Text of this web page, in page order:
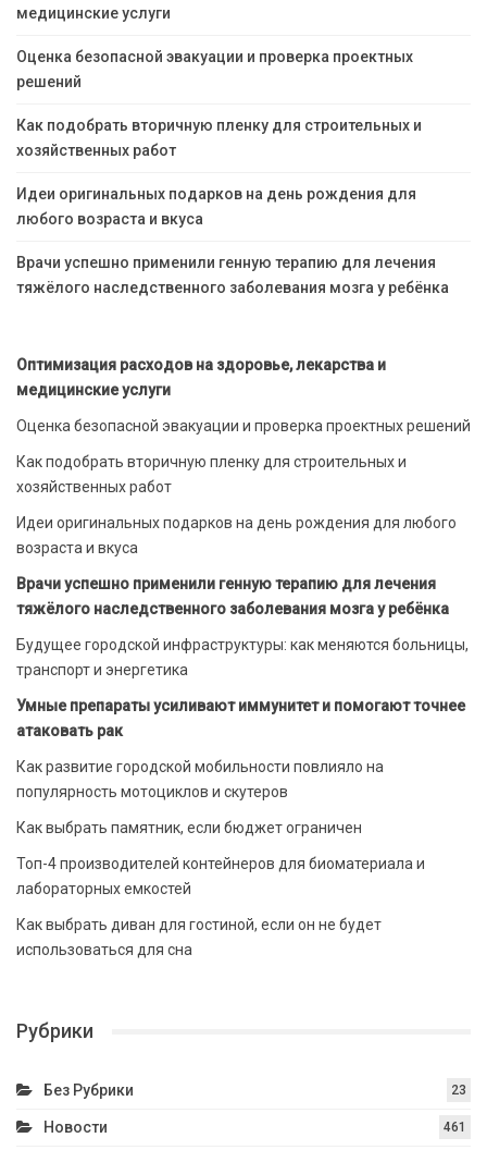
медицинские услуги
Оценка безопасной эвакуации и проверка проектных
решений
Как подобрать вторичную пленку для строительных и
хозяйственных работ
Идеи оригинальных подарков на день рождения для
любого возраста и вкуса
Врачи успешно применили генную терапию для лечения
тяжёлого наследственного заболевания мозга у ребёнка
Оптимизация расходов на здоровье, лекарства и
медицинские услуги
Оценка безопасной эвакуации и проверка проектных решений
Как подобрать вторичную пленку для строительных и
хозяйственных работ
Идеи оригинальных подарков на день рождения для любого
возраста и вкуса
Врачи успешно применили генную терапию для лечения
тяжёлого наследственного заболевания мозга у ребёнка
Будущее городской инфраструктуры: как меняются больницы,
транспорт и энергетика
Умные препараты усиливают иммунитет и помогают точнее
атаковать рак
Как развитие городской мобильности повлияло на
популярность мотоциклов и скутеров
Как выбрать памятник, если бюджет ограничен
Топ-4 производителей контейнеров для биоматериала и
лабораторных емкостей
Как выбрать диван для гостиной, если он не будет
использоваться для сна
Рубрики
Без Рубрики 23
Новости 461